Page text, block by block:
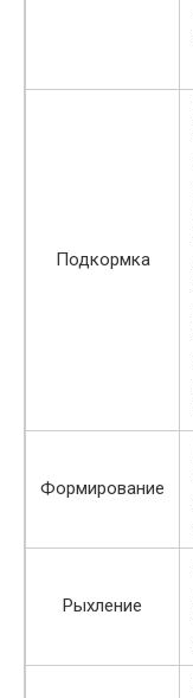
Подкормка
Формирование
Рыхление